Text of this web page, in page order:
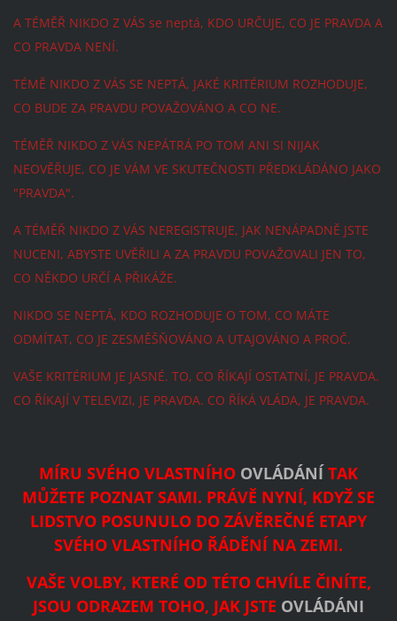
A TÉMĚŘ NIKDO Z VÁS se neptá, KDO URČUJE, CO JE PRAVDA A
CO PRAVDA NENÍ.
TÉMĚ NIKDO Z VÁS SE NEPTÁ, JAKÉ KRITÉRIUM ROZHODUJE,
CO BUDE ZA PRAVDU POVAŽOVÁNO A CO NE.
TÉMĚŘ NIKDO Z VÁS NEPÁTRÁ PO TOM ANI SI NIJAK
NEOVĚŘUJE, CO JE VÁM VE SKUTEČNOSTI PŘEDKLÁDÁNO JAKO
"PRAVDA".
A TÉMĚŘ NIKDO Z VÁS NEREGISTRUJE, JAK NENÁPADNĚ JSTE
NUCENI, ABYSTE UVĚŘILI A ZA PRAVDU POVAŽOVALI JEN TO,
CO NĚKDO URČÍ A PŘIKÁŽE.
NIKDO SE NEPTÁ, KDO ROZHODUJE O TOM, CO MÁTE
ODMÍTAT, CO JE ZESMĚŠŇOVÁNO A UTAJOVÁNO A PROČ.
VAŠE KRITÉRIUM JE JASNÉ. TO, CO ŘÍKAJÍ OSTATNÍ, JE PRAVDA.
CO ŘÍKAJÍ V TELEVIZI, JE PRAVDA. CO ŘÍKÁ VLÁDA, JE PRAVDA.
MÍRU SVÉHO VLASTNÍHO OVLÁDÁNÍ TAK
MŮŽETE POZNAT SAMI. PRÁVĚ NYNÍ, KDYŽ SE
LIDSTVO POSUNULO DO ZÁVĚREČNÉ ETAPY
SVÉHO VLASTNÍHO ŘÁDĚNÍ NA ZEMI.
VAŠE VOLBY, KTERÉ OD TÉTO CHVÍLE ČINÍTE,
JSOU ODRAZEM TOHO, JAK JSTE OVLÁDÁNI